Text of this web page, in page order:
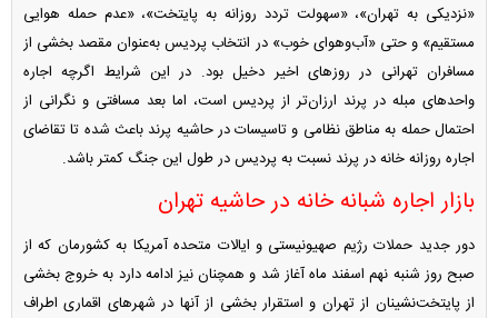
«نزدیکی به تهران»، «سهولت تردد روزانه به پایتخت»، «عدم حمله هوایی
مستقیم» و حتی «آب‌وهوای خوب» در انتخاب پردیس به‌عنوان مقصد بخشی از
مسافران تهرانی در روز‌های اخیر دخیل بود. در این شرایط اگرچه اجاره
واحد‌های مبله در پرند ارزان‌تر از پردیس است، اما بعد مسافتی و نگرانی از
احتمال حمله به مناطق نظامی و تاسیسات در حاشیه پرند باعث شده تا تقاضای
اجاره روزانه خانه در پرند نسبت به پردیس در طول این جنگ کمتر باشد.
بازار اجاره شبانه خانه در حاشیه تهران
دور جدید حملات رژیم صهیونیستی و ایالات متحده آمریکا به کشورمان که از
صبح روز شنبه نهم اسفند ماه آغاز شد و همچنان نیز ادامه دارد به خروج بخشی
از پایتخت‌نشینان از تهران و استقرار بخشی از آنها در شهر‌های اقماری اطراف